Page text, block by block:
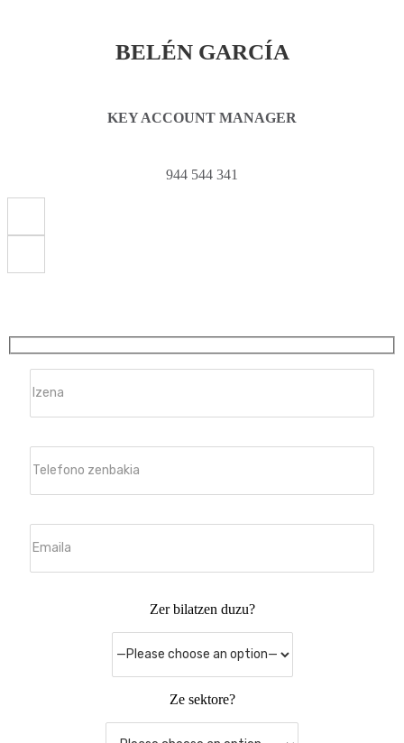
BELÉN GARCÍA
KEY ACCOUNT MANAGER
944 544 341
Zer bilatzen duzu?
Ze sektore?